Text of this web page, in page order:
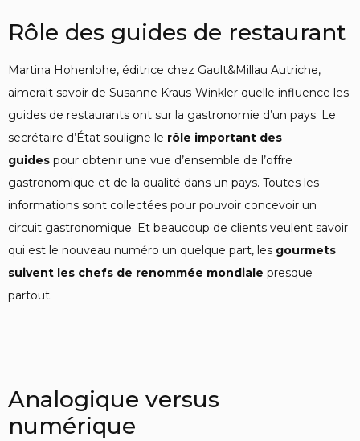
Rôle des guides de restaurant
Martina Hohenlohe, éditrice chez Gault&Millau Autriche,
aimerait savoir de Susanne Kraus-Winkler quelle influence les
guides de restaurants ont sur la gastronomie d’un pays. Le
secrétaire d’État souligne le rôle important des
guides pour obtenir une vue d’ensemble de l’offre
gastronomique et de la qualité dans un pays. Toutes les
informations sont collectées pour pouvoir concevoir un
circuit gastronomique. Et beaucoup de clients veulent savoir
qui est le nouveau numéro un quelque part, les gourmets
suivent les chefs de renommée mondiale presque
partout.
Analogique versus
numérique